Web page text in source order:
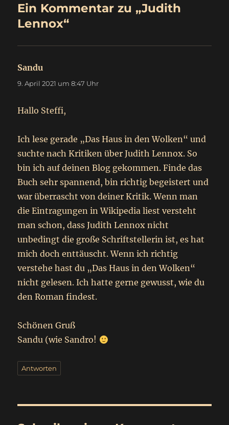
Ein Kommentar zu „Judith
Lennox“
Sandu
9. April 2021 um 8:47 Uhr
Hallo Steffi,
Ich lese gerade „Das Haus in den Wolken“ und
suchte nach Kritiken über Judith Lennox. So
bin ich auf deinen Blog gekommen. Finde das
Buch sehr spannend, bin richtig begeistert und
war überrascht von deiner Kritik. Wenn man
die Eintragungen in Wikipedia liest versteht
man schon, dass Judith Lennox nicht
unbedingt die große Schriftstellerin ist, es hat
mich doch enttäuscht. Wenn ich richtig
verstehe hast du „Das Haus in den Wolken“
nicht gelesen. Ich hatte gerne gewusst, wie du
den Roman findest.
Schönen Gruß
Sandu (wie Sandro!
Antworten